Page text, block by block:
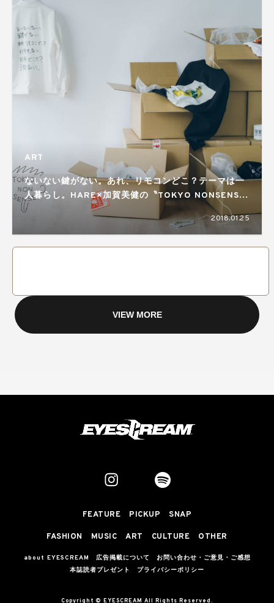
ART
ないない鍵がない。あれ、リモコンどこ？テーマは一
人暮らし。HARE×加賀美健の〝TOKYO NONSENSE
vol.2〝。
2018.01.25
VIEW MORE
FEATURE PICKUP SNAP
FASHION MUSIC ART CULTURE OTHER
about EYESCREAM 広告掲載について
お問い合わせ・ご意見・ご感想
本誌読者プレゼント
プライバシーポリシー
Copyright © EYESCREAM All Rights Reserved.